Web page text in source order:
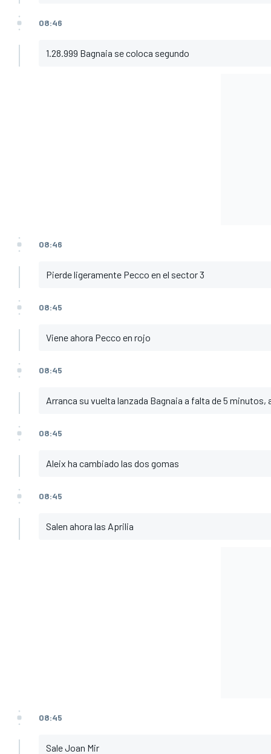
08:46
1.28.999 Bagnaia se coloca segundo
08:46
Pierde ligeramente Pecco en el sector 3
08:45
Viene ahora Pecco en rojo
08:45
Arranca su vuelta lanzada Bagnaia a falta de 5
08:45
Aleix ha cambiado las dos gomas
08:45
Salen ahora las Aprilia
08:45
Sale Joan Mir